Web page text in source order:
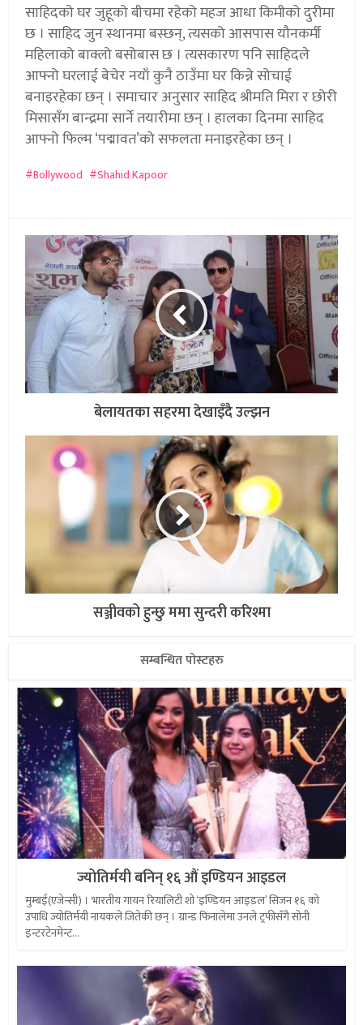
साहिदको घर जुहूको बीचमा रहेको महज आधा किमीको दुरीमा
छ । साहिद जुन स्थानमा बस्छन्, त्यसको आसपास यौनकर्मी
महिलाको बाक्लो बसोबास छ । त्यसकारण पनि साहिदले
आफ्नो घरलाई बेचेर नयाँ कुनै ठाउँमा घर किन्ने सोचाई
बनाइरहेका छन् । समाचार अनुसार साहिद श्रीमति मिरा र छोरी
मिसासँग बान्द्रमा सार्ने तयारीमा छन् । हालका दिनमा साहिद
आफ्नो फिल्म ‘पद्मावत’को सफलता मनाइरहेका छन् ।
Bollywood Shahid Kapoor
बेलायतका सहरमा देखाइँदै उल्झन
सञ्जीवको हुन्छु ममा सुन्दरी करिश्मा
सम्बन्धित पोस्टहरु
ज्योतिर्मयी बनिन् १६ औं इण्डियन आइडल
मुम्बई(एजेन्सी) । भारतीय गायन रियालिटी शो ‘इण्डियन आइडल’ सिजन १६ को
उपाधि ज्योतिर्मयी नायकले जितेकी छन् । ग्रान्ड फिनालेमा उनले ट्रफीसँगै सोनी
इन्टरटेनमेन्ट...